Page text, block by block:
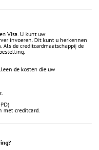
Visa. U kunt uw
invoeren. Dit kunt u herkennen
de creditcardmaatschappij de
de kosten die uw
met creditcard.